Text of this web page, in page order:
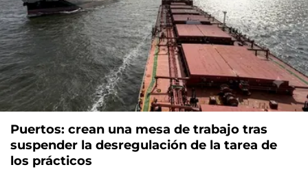
Puertos: crean una mesa de trabajo tras
suspender la desregulación de la tarea de
los prácticos